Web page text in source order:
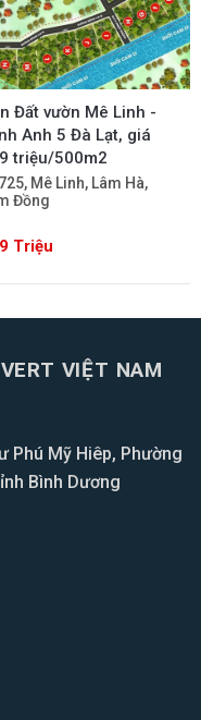
Đất vườn Mê Linh -
Anh 5 Đà Lạt, giá
triệu/500m2
Mê Linh, Lâm Hà,
Đồng
Triệu
VIỆT NAM
Phú Mỹ Hiêp, Phường
Bình Dương